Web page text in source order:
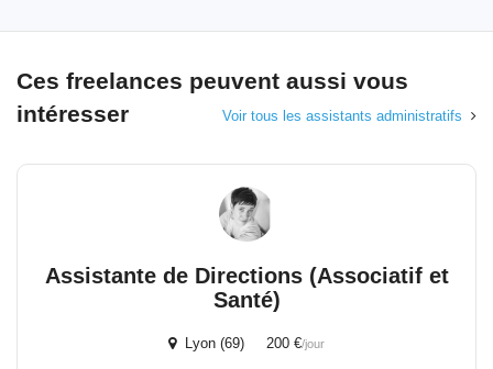
Ces freelances peuvent aussi vous
intéresser
Voir tous les assistants administratifs
Assistante de Directions (Associatif et
Santé)
Lyon (69) 200 €/jour